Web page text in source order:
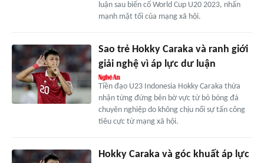
luận sau biến cố World Cup U20 2023, nhấn
mạnh mặt tối của mạng xã hội.
Sao trẻ Hokky Caraka và ranh giới
giải nghệ vì áp lực dư luận
Tiền đạo U23 Indonesia Hokky Caraka thừa
nhận từng đứng bên bờ vực từ bỏ bóng đá
chuyên nghiệp do không chịu nổi sự tấn công
tiêu cực từ mạng xã hội.
Hokky Caraka và góc khuất áp lực